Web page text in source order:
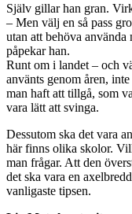
Själv gillar han gran.
– Men välj en så pass
utan att behöva använda
påpekar han.
Runt om i landet – och
använts genom åren,
man haft att tillgå, som
vara lätt att svinga.
Dessutom ska det vara
här finns olika skolor.
man frågar. Att den
det ska vara en
vanligaste tipsen.